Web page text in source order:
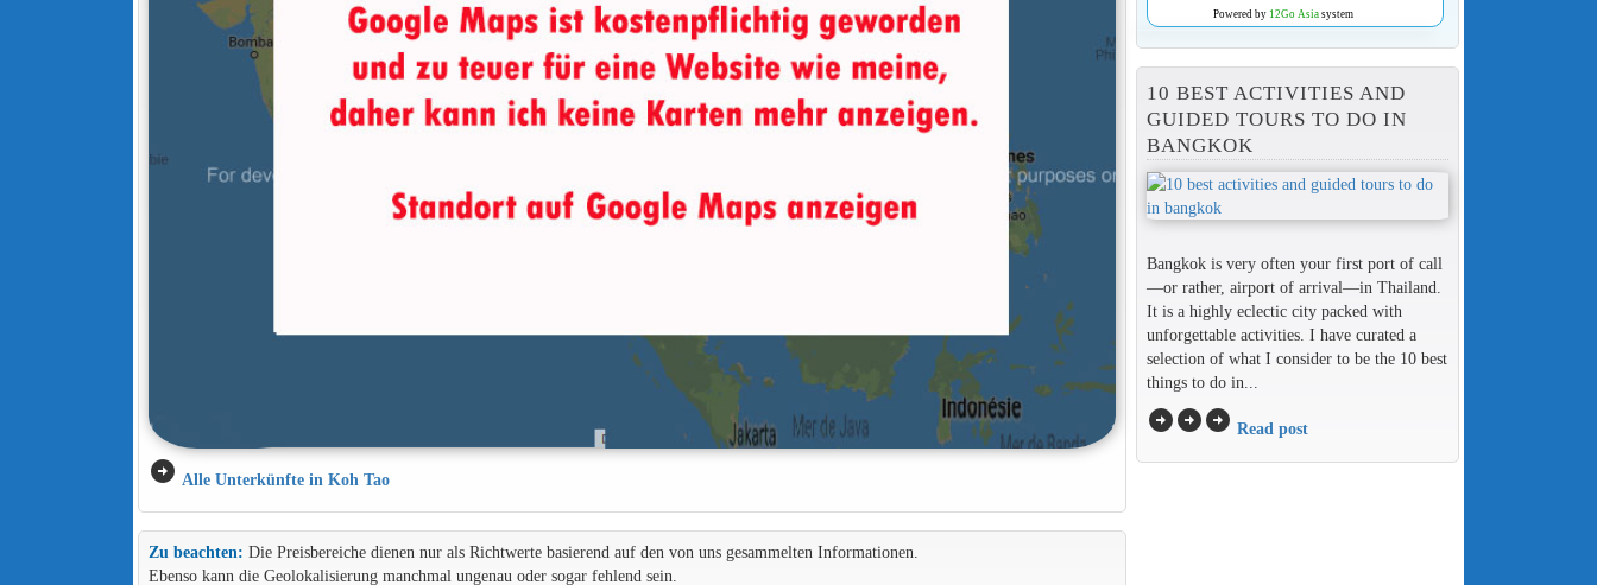
arrow_circle_right Alle Unterkünfte in Koh Tao
Zu beachten: Die Preisbereiche dienen nur als Richtwerte basierend auf den von uns gesammelten Informationen.
Ebenso kann die Geolokalisierung manchmal ungenau oder sogar fehlend sein.
Powered by 12Go Asiasystem
10 BEST ACTIVITIES AND
GUIDED TOURS TO DO IN
BANGKOK
Bangkok is very often your first port of call
—or rather, airport of arrival—in Thailand.
It is a highly eclectic city packed with
unforgettable activities. I have curated a
selection of what I consider to be the 10 best
things to do in...
arrow_circle_rightarrow_circle_rightarrow_circle_right Read post